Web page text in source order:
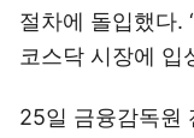
절차에 돌입했다.
코스닥 시장에 입
25일 금융감독원